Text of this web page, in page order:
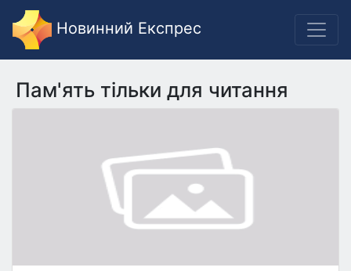
Новинний Експрес
Пам'ять тільки для читання